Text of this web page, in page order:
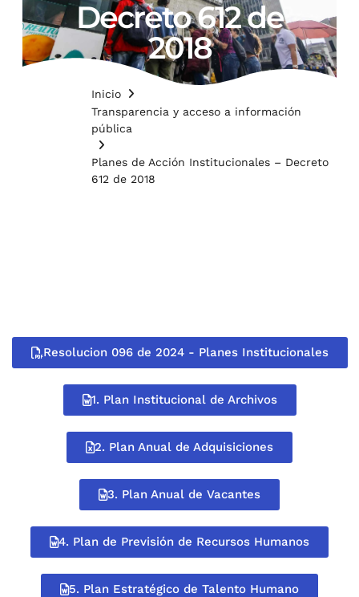
Decreto 612 de
2018
Inicio
Transparencia y acceso a información
pública
Planes de Acción Institucionales – Decreto
612 de 2018
Resolucion 096 de 2024 - Planes Institucionales
1. Plan Institucional de Archivos
2. Plan Anual de Adquisiciones
3. Plan Anual de Vacantes
4. Plan de Previsión de Recursos Humanos
5. Plan Estratégico de Talento Humano